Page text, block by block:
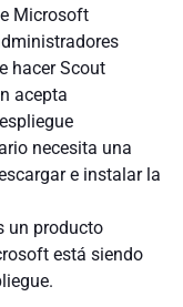
Microsoft
hacer Scout
acepta
necesita una
e instalar la
un producto
está siendo